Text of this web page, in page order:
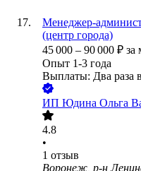
Менеджер-
(центр города)
45 000 – 90 000 ₽ за
Опыт 1-3 года
Выплаты: Два раза
ИП Юдина Ольга
4.8
•
1 отзыв
Воронеж, р-н